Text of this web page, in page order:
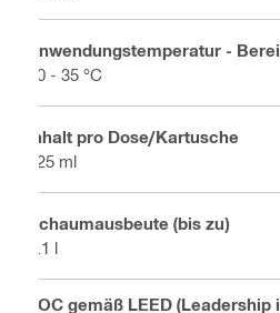
Anwendungstemperatur -
10 - 35 °C
Inhalt pro Dose/Kartusche
325 ml
Schaumausbeute (bis zu)
2.1 l
VOC gemäß LEED